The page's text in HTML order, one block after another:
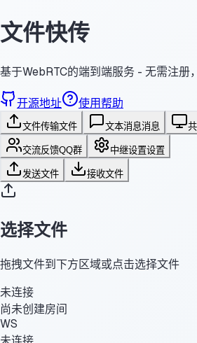
文件快传
基于WebRTC的端到端服务 - 无需注册
开源地址 使用帮助
文件传输文件 文本消息消息
交流反馈QQ群 中继设置设置
发送文件 接收文件
选择文件
拖拽文件到下方区域或点击选择文件
未连接
尚未创建房间
WS